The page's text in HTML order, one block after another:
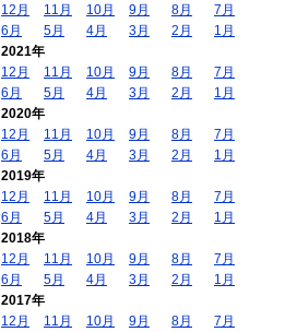
12月
11月 10月 9月 8月
7月
6月
5月 4月 3月 2月
1月
2021年
12月
11月 10月 9月 8月
7月
6月
5月 4月 3月 2月
1月
2020年
12月
11月 10月 9月 8月
7月
6月
5月 4月 3月 2月
1月
2019年
12月
11月 10月 9月 8月
7月
6月
5月 4月 3月 2月
1月
2018年
12月
11月 10月 9月 8月
7月
6月
5月 4月 3月 2月
1月
2017年
12月
11月 10月 9月 8月
7月